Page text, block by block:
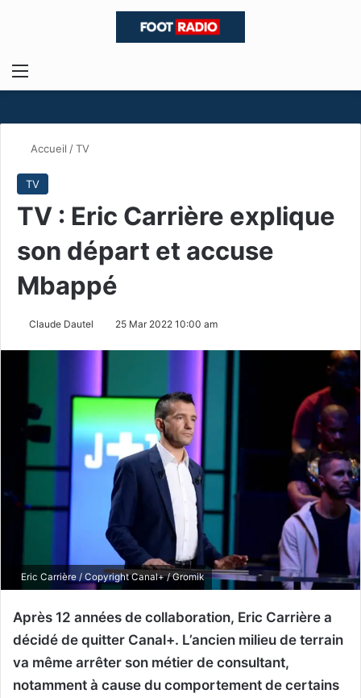
Menu
Accueil /TV
TV
TV : Eric Carrière explique
son départ et accuse
Mbappé
Claude Dautel 25 Mar 2022 10:00 am
Eric Carrière / Copyright Canal+ / Gromik
Après 12 années de collaboration, Eric Carrière a
décidé de quitter Canal+. L’ancien milieu de terrain
va même arrêter son métier de consultant,
notamment à cause du comportement de certains